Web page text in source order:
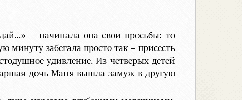
– начинала она свои просьбы: то
забегала просто так – присесть
удивление. Из четверых детей
дочь Маня вышла замуж в другую